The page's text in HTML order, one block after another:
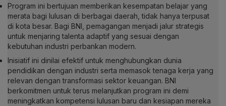
Program ini bertujuan memberikan kesempatan belajar yang
merata bagi lulusan di berbagai daerah, tidak hanya terpusat
di kota besar. Bagi BNI, pemagangan menjadi jalur strategis
untuk menjaring talenta adaptif yang sesuai dengan
kebutuhan industri perbankan modern.
Inisiatif ini dinilai efektif untuk menghubungkan dunia
pendidikan dengan industri serta memasok tenaga kerja yang
relevan dengan transformasi sektor keuangan. BNI
berkomitmen untuk terus melanjutkan program ini demi
meningkatkan kompetensi lulusan baru dan kesiapan mereka